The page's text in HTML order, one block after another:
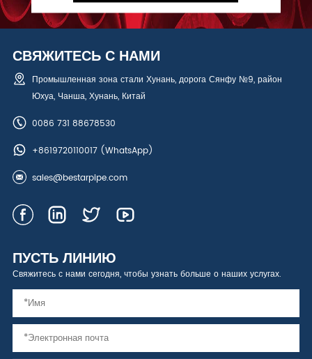
СВЯЖИТЕСЬ С НАМИ
Промышленная зона стали Хунань, дорога Сянфу №9, район
Юхуа, Чанша, Хунань, Китай
0086 731 88678530
+8619720110017(WhatsApp)
sales@bestarpipe.com
ПУСТЬ ЛИНИЮ
Свяжитесь с нами сегодня, чтобы узнать больше о наших услугах.